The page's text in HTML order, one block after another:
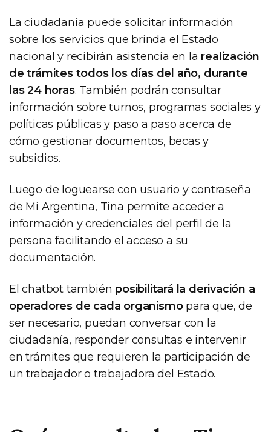
La ciudadanía puede solicitar información
sobre los servicios que brinda el Estado
nacional y recibirán asistencia en la realización
de trámites todos los días del año, durante
las 24 horas. También podrán consultar
información sobre turnos, programas sociales y
políticas públicas y paso a paso acerca de
cómo gestionar documentos, becas y
subsidios.
Luego de loguearse con usuario y contraseña
de Mi Argentina, Tina permite acceder a
información y credenciales del perfil de la
persona facilitando el acceso a su
documentación.
El chatbot también posibilitará la derivación a
operadores de cada organismopara que, de
ser necesario, puedan conversar con la
ciudadanía, responder consultas e intervenir
en trámites que requieren la participación de
un trabajador o trabajadora del Estado.